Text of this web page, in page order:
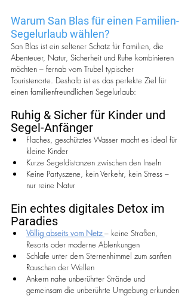
Warum San Blas für einen Familien-
Segelurlaub wählen?
San Blas ist ein seltener Schatz für Familien, die
Abenteuer, Natur, Sicherheit und Ruhe kombinieren
möchten – fernab vom Trubel typischer
Touristenorte. Deshalb ist es das perfekte Ziel für
einen familienfreundlichen Segelurlaub:
Ruhig & Sicher für Kinder und
Segel-Anfänger
Flaches, geschütztes Wasser macht es ideal für
kleine Kinder
Kurze Segeldistanzen zwischen den Inseln
Keine Partyszene, kein Verkehr, kein Stress –
nur reine Natur
Ein echtes digitales Detox im
Paradies
Völlig abseits vom Netz – keine Straßen,
Resorts oder moderne Ablenkungen
Schlafe unter dem Sternenhimmel zum sanften
Rauschen der Wellen
Ankern nahe unberührter Strände und
gemeinsam die unberührte Umgebung erkunden